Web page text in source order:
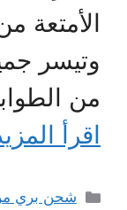
من
جميع
الطوابق
المزيد
التصنيفات
شحن بري من